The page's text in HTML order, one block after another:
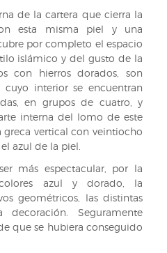
de la cartera que cierra la
esta misma piel y una
por completo el espacio
islámico y del gusto de la
con hierros dorados, son
cuyo interior se encuentran
en grupos de cuatro, y
interna del lomo de este
greca vertical con veintiocho
azul de la piel.
más espectacular, por la
azul y dorado, la
geométricos, las distintas
Seguramente
que se hubiera conseguido